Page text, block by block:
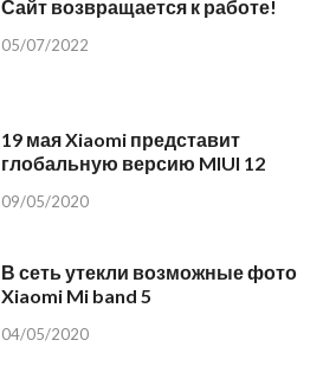
Сайт возвращается к работе!
05/07/2022
19 мая Xiaomi представит
глобальную версию MIUI 12
09/05/2020
В сеть утекли возможные фото
Xiaomi Mi band 5
04/05/2020